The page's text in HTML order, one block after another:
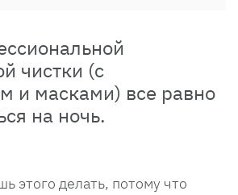
чистки (с
и масками) все равно
на ночь.
этого делать, потому что